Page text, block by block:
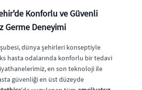
Konforlu ve Güvenli
Germe Deneyimi
dünya şehirleri konseptiyle
hasta odalarında konforlu bir tedavi
en son teknoloji ile
güvenliği en üst düzeyde